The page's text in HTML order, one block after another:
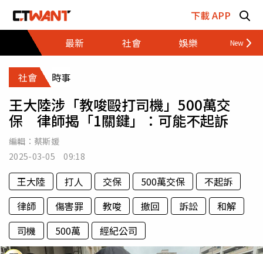
下載 APP
最新
社會 娛樂 財經
社會 時事
王大陸涉「教唆毆打司機」500萬交
保 律師揭「1關鍵」：可能不起訴
編輯： 蔡斯媛
2025-03-05 09:18
王大陸 打人 交保 500萬交保
不起訴
律師
傷害罪 教唆 撤回 訴訟
和解
司機
500萬 經紀公司